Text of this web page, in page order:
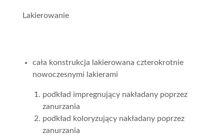
Lakierowanie
cała konstrukcja lakierowana czterokrotnie
nowoczesnymi lakierami
podkład impregnujący nakładany poprzez
zanurzania
podkład koloryzujący nakładany poprzez
zanurzania